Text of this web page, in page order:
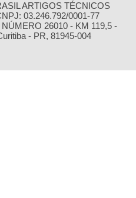
ARTIGOS TÉCNICOS
03.246.792/0001-77
26010 - KM 119,5 -
- PR, 81945-004